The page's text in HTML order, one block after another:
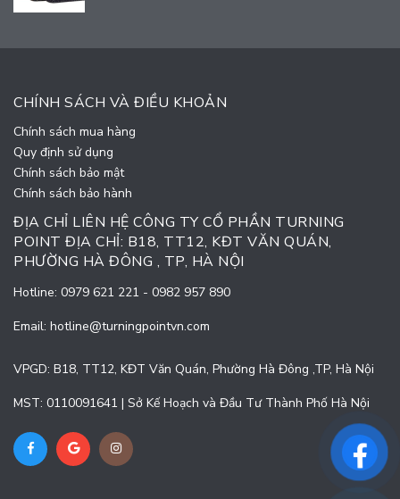
CHÍNH SÁCH VÀ ĐIỀU KHOẢN
Chính sách mua hàng
Quy định sử dụng
Chính sách bảo mật
Chính sách bảo hành
ĐỊA CHỈ LIÊN HỆ CÔNG TY CỔ PHẦN TURNING
POINT ĐỊA CHỈ: B18, TT12, KĐT VĂN QUÁN,
PHƯỜNG HÀ ĐÔNG , TP, HÀ NỘI
Hotline: 0979 621 221 - 0982 957 890
Email: hotline@turningpointvn.com
VPGD: B18, TT12, KĐT Văn Quán, Phường Hà Đông ,TP, Hà Nội
MST: 0110091641 | Sở Kế Hoạch và Đầu Tư Thành Phố Hà Nội